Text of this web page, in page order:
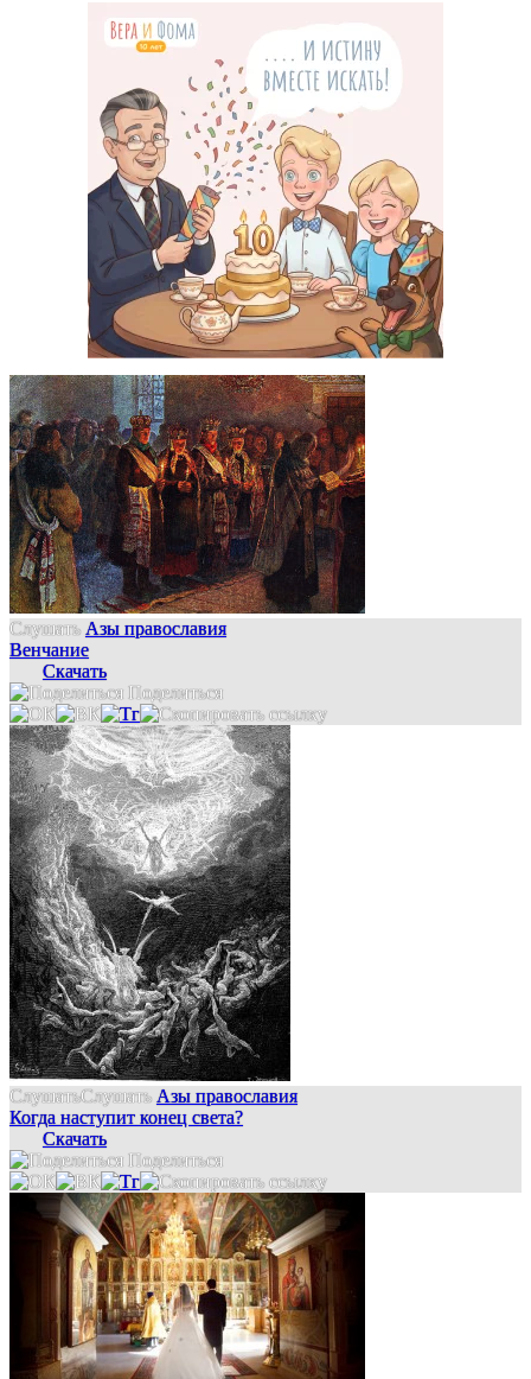
Слушать Азы православия
Венчание
Скачать
Поделиться
СлушатьСлушать Азы православия
Когда наступит конец света?
Скачать
Поделиться